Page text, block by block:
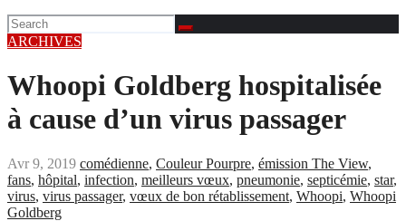
ARCHIVES
Whoopi Goldberg hospitalisée
à cause d’un virus passager
Avr 9, 2019 comédienne, Couleur Pourpre, émission The View,
fans, hôpital, infection, meilleurs vœux, pneumonie, septicémie, star,
virus, virus passager, vœux de bon rétablissement, Whoopi, Whoopi
Goldberg